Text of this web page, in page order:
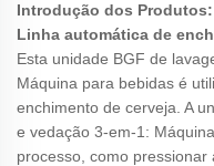
Introdução dos Produtos:
Linha automática de
Esta unidade BGF de
Máquina para bebidas é
enchimento de cerveja. A
e vedação 3-em-1:
processo, como pressionar